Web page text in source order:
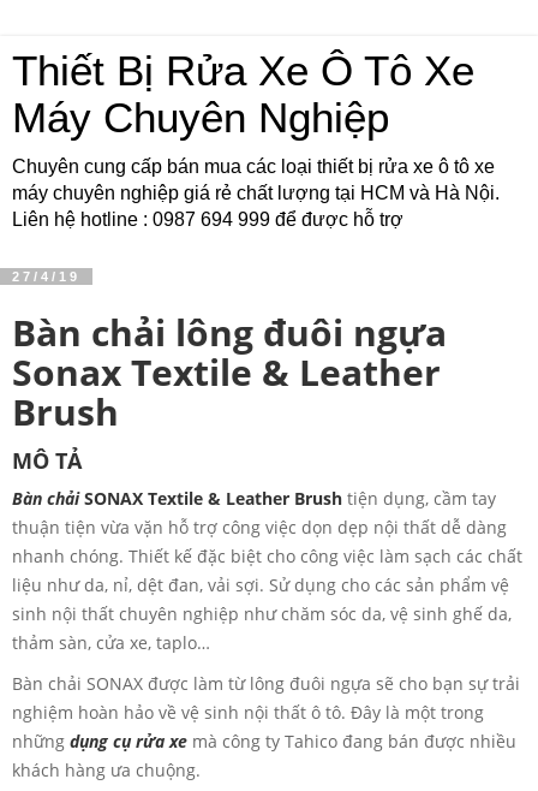
Thiết Bị Rửa Xe Ô Tô Xe
Máy Chuyên Nghiệp
Chuyên cung cấp bán mua các loại thiết bị rửa xe ô tô xe
máy chuyên nghiệp giá rẻ chất lượng tại HCM và Hà Nội.
Liên hệ hotline : 0987 694 999 để được hỗ trợ
27/4/19
Bàn chải lông đuôi ngựa
Sonax Textile & Leather
Brush
MÔ TẢ
Bàn chảiSONAX Textile & Leather Brush tiện dụng, cầm tay
thuận tiện vừa vặn hỗ trợ công việc dọn dẹp nội thất dễ dàng
nhanh chóng. Thiết kế đặc biệt cho công việc làm sạch các chất
liệu như da, nỉ, dệt đan, vải sợi. Sử dụng cho các sản phẩm vệ
sinh nội thất chuyên nghiệp như chăm sóc da, vệ sinh ghế da,
thảm sàn, cửa xe, taplo…
Bàn chải SONAX được làm từ lông đuôi ngựa sẽ cho bạn sự trải
nghiệm hoàn hảo về vệ sinh nội thất ô tô. Đây là một trong
những dụng cụ rửa xe mà công ty Tahico đang bán được nhiều
khách hàng ưa chuộng.